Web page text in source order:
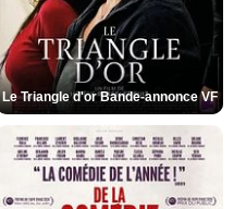
Le Triangle d'or Bande-annonce VF